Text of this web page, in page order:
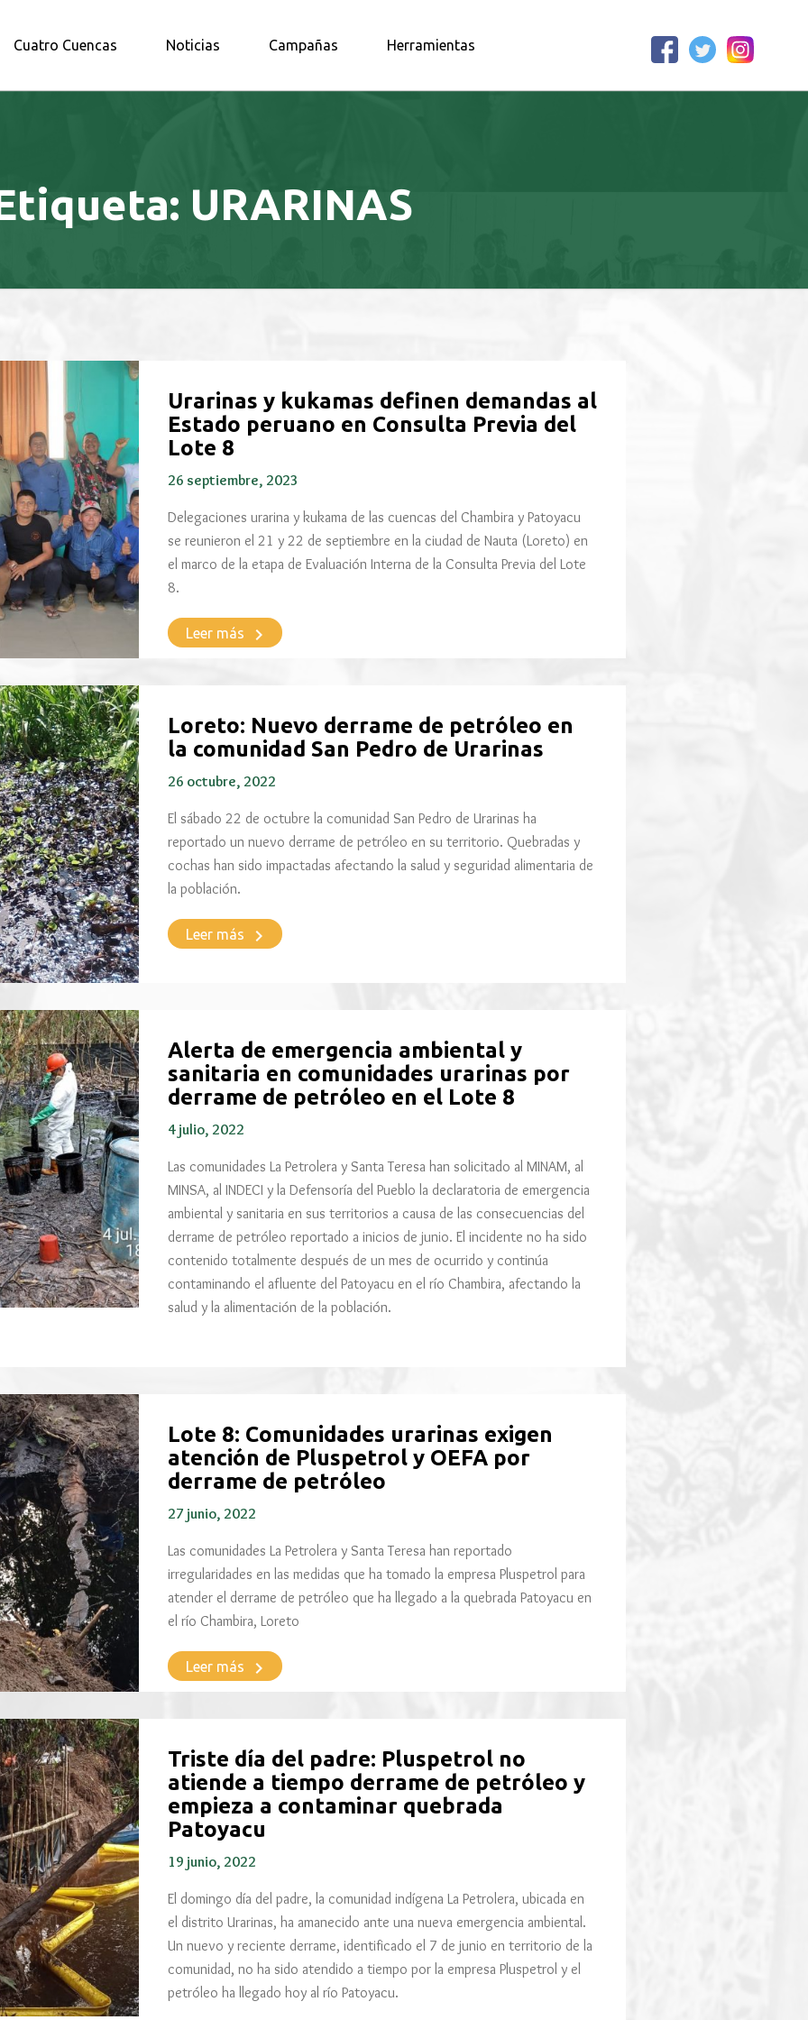
AMAZONÍA NORTE
Cuatro Cuencas Noticias Campañas Herramientas
URARINAS
Urarinas y kukamas definen demandas al
Estado peruano en Consulta Previa del
Lote 8
26 septiembre, 2023
Delegaciones urarina y kukama de las cuencas del Chambira y Patoyacu
se reunieron el 21 y 22 de septiembre en la ciudad de Nauta (Loreto) en
el marco de la etapa de Evaluación Interna de la Consulta Previa del Lote
8.
Leer más keyboard_arrow_right
Loreto: Nuevo derrame de petróleo en
la comunidad San Pedro de Urarinas
26 octubre, 2022
El sábado 22 de octubre la comunidad San Pedro de Urarinas ha
reportado un nuevo derrame de petróleo en su territorio. Quebradas y
cochas han sido impactadas afectando la salud y seguridad alimentaria de
la población.
Leer más keyboard_arrow_right
Alerta de emergencia ambiental y
sanitaria en comunidades urarinas por
derrame de petróleo en el Lote 8
4 julio, 2022
Las comunidades La Petrolera y Santa Teresa han solicitado al MINAM, al
MINSA, al INDECI y la Defensoría del Pueblo la declaratoria de emergencia
ambiental y sanitaria en sus territorios a causa de las consecuencias del
derrame de petróleo reportado a inicios de junio. El incidente no ha sido
contenido totalmente después de un mes de ocurrido y continúa
contaminando el afluente del Patoyacu en el río Chambira, afectando la
salud y la alimentación de la población.
Lote 8: Comunidades urarinas exigen
atención de Pluspetrol y OEFA por
derrame de petróleo
27 junio, 2022
Las comunidades La Petrolera y Santa Teresa han reportado
irregularidades en las medidas que ha tomado la empresa Pluspetrol para
atender el derrame de petróleo que ha llegado a la quebrada Patoyacu en
el río Chambira, Loreto
Leer más keyboard_arrow_right
Triste día del padre: Pluspetrol no
atiende a tiempo derrame de petróleo y
empieza a contaminar quebrada
Patoyacu
19 junio, 2022
El domingo día del padre, la comunidad indígena La Petrolera, ubicada en
el distrito Urarinas, ha amanecido ante una nueva emergencia ambiental.
Un nuevo y reciente derrame, identificado el 7 de junio en territorio de la
comunidad, no ha sido atendido a tiempo por la empresa Pluspetrol y el
petróleo ha llegado hoy al río Patoyacu.